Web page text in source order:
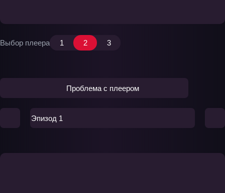
Выбор плеера 1 2 3
Проблема с плеером
Эпизод 1